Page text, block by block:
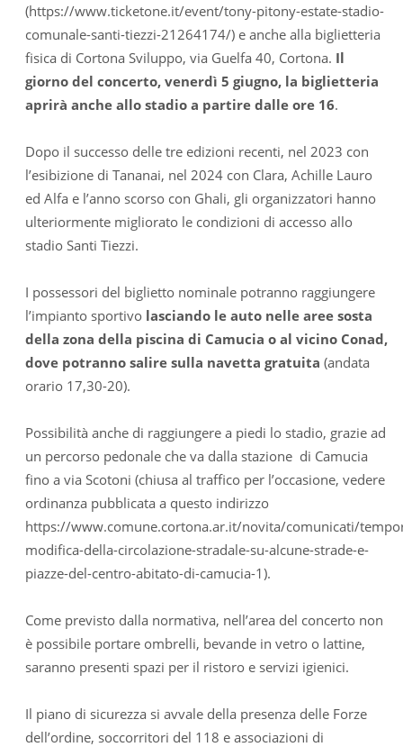
(https://www.ticketone.it/event/tony-pitony-estate-stadio-
comunale-santi-tiezzi-21264174/) e anche alla biglietteria
fisica di Cortona Sviluppo, via Guelfa 40, Cortona. Il
giorno del concerto, venerdì 5 giugno, la biglietteria
aprirà anche allo stadio a partire dalle ore 16.
Dopo il successo delle tre edizioni recenti, nel 2023 con
l’esibizione di Tananai, nel 2024 con Clara, Achille Lauro
ed Alfa e l’anno scorso con Ghali, gli organizzatori hanno
ulteriormente migliorato le condizioni di accesso allo
stadio Santi Tiezzi.
I possessori del biglietto nominale potranno raggiungere
l’impianto sportivo lasciando le auto nelle aree sosta
della zona della piscina di Camucia o al vicino Conad,
dove potranno salire sulla navetta gratuita (andata
orario 17,30-20).
Possibilità anche di raggiungere a piedi lo stadio, grazie ad
un percorso pedonale che va dalla stazione di Camucia
fino a via Scotoni (chiusa al traffico per l’occasione, vedere
ordinanza pubblicata a questo indirizzo
https://www.comune.cortona.ar.it/novita/comunicati/
modifica-della-circolazione-stradale-su-alcune-strade-e-
piazze-del-centro-abitato-di-camucia-1).
Come previsto dalla normativa, nell’area del concerto non
è possibile portare ombrelli, bevande in vetro o lattine,
saranno presenti spazi per il ristoro e servizi igienici.
Il piano di sicurezza si avvale della presenza delle Forze
dell’ordine, soccorritori del 118 e associazioni di